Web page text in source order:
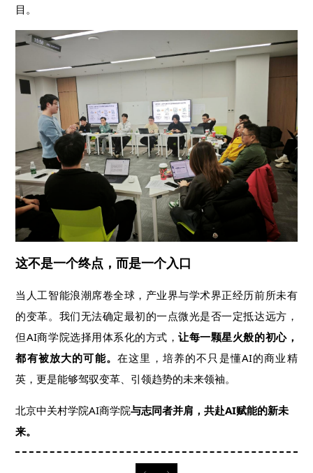
目。
这不是一个终点，而是一个入口
当人工智能浪潮席卷全球，产业界与学术界正经历前所未有
的变革。我们无法确定最初的一点微光是否一定抵达远方，
但AI商学院选择用体系化的方式，让每一颗星火般的初心，
都有被放大的可能。 在这里，培养的不只是懂AI的商业精
英，更是能够驾驭变革、引领趋势的未来领袖。
北京中关村学院AI商学院与志同者并肩，共赴AI赋能的新未
来。